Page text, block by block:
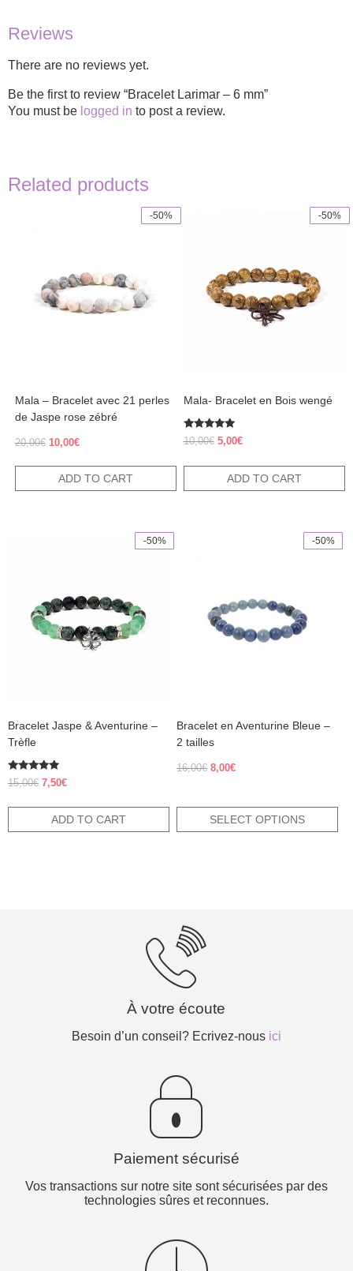
Reviews
There are no reviews yet.
Be the first to review “Bracelet Larimar – 6 mm”
You must be logged in to post a review.
Related products
-50%
Mala – Bracelet avec 21 perles
de Jaspe rose zébré
20,00€ Original
10,00€Current
ADD TO CART
-50%
Mala- Bracelet en Bois wengé
Rated
5.00
10,00€ Original
was:
10,00€.
5,00€Current
is:
5,00€.
ADD TO CART
-50%
Bracelet Jaspe & Aventurine –
Trèfle
Rated
5.00
15,00€ Original
15,00€.
7,50€Current
7,50€.
ADD TO CART
-50%
Bracelet en Aventurine Bleue –
2 tailles
16,00€ Original
8,00€Current
SELECT OPTIONS
options
page
À votre écoute
Besoin d’un conseil? Ecrivez-nous ici
Paiement sécurisé
Vos transactions sur notre site sont sécurisées par des
technologies sûres et reconnues.